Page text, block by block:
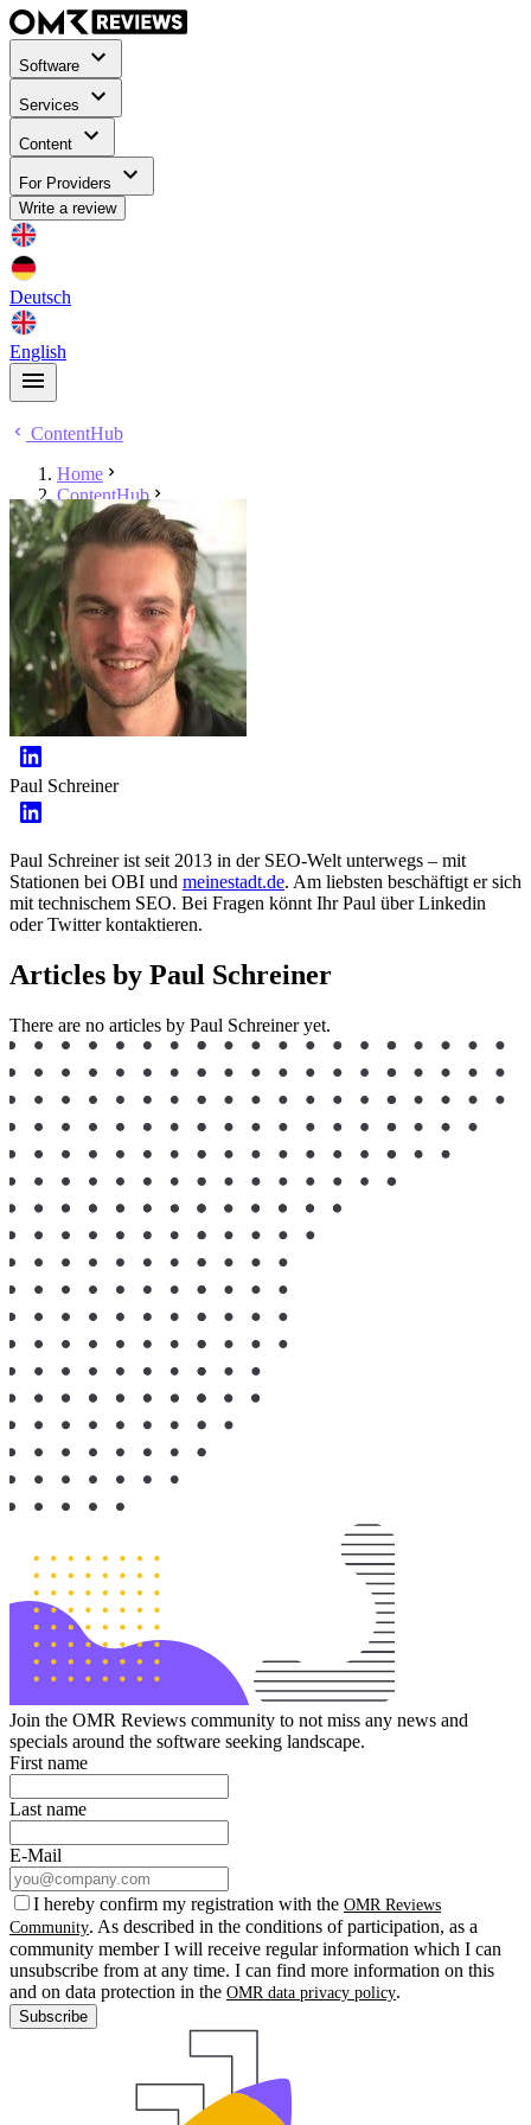
Software
Services
Content
For Providers
Write a review
Deutsch
English
ContentHub
Home
ContentHub
Paul Schreiner
Paul Schreiner
Paul Schreiner ist seit 2013 in der SEO-Welt unterwegs – mit
Stationen bei OBI und meinestadt.de. Am liebsten beschäftigt er sich
mit technischem SEO. Bei Fragen könnt Ihr Paul über Linkedin
oder Twitter kontaktieren.
Articles by Paul Schreiner
There are no articles by Paul Schreiner yet.
Join the OMR Reviews community to not miss any news and
specials around the software seeking landscape.
First name
Last name
E-Mail
I hereby confirm my registration with the OMR Reviews
Community. As described in the conditions of participation, as a
community member I will receive regular information which I can
unsubscribe from at any time. I can find more information on this
and on data protection in the OMR data privacy policy.
Subscribe